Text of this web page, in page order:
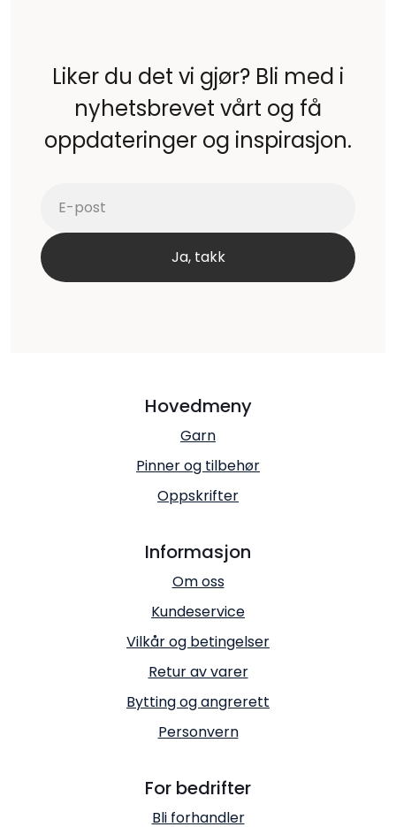
Liker du det vi gjør? Bli med i
nyhetsbrevet vårt og få
oppdateringer og inspirasjon.
Hovedmeny
Garn
Pinner og tilbehør
Oppskrifter
Informasjon
Om oss
Kundeservice
Vilkår og betingelser
Retur av varer
Bytting og angrerett
Personvern
For bedrifter
Bli forhandler